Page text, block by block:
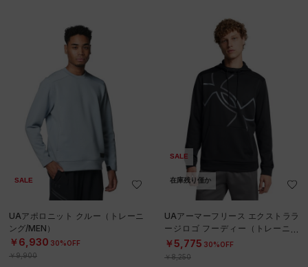
SALE
UAアポロニット クルー（トレーニ
ング/MEN）
￥6,930 30%OFF
￥9,900
SALE
在庫残り僅か
UAアーマーフリース エクストララ
ージロゴ フーディー（トレーニン
グ/MEN）
￥5,775 30%OFF
￥8,250